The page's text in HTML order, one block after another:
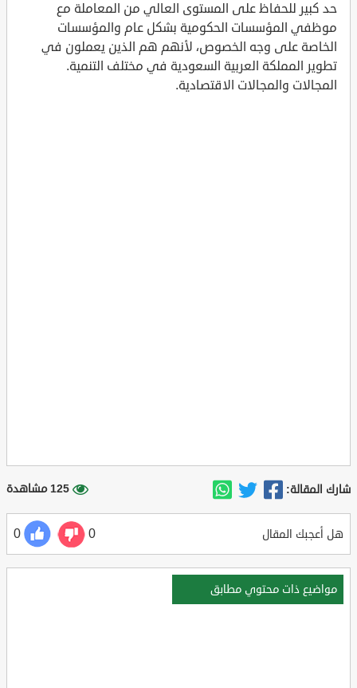
حد كبير للحفاظ على المستوى العالي من المعاملة مع
موظفي المؤسسات الحكومية بشكل عام والمؤسسات
الخاصة على وجه الخصوص، لأنهم هم الذين يعملون في
تطوير المملكة العربية السعودية في مختلف التنمية.
المجالات والمجالات الاقتصادية.
شارك المقالة: 125 مشاهدة
هل أعجبك المقال 0
0
مواضيع ذات محتوي مطابق